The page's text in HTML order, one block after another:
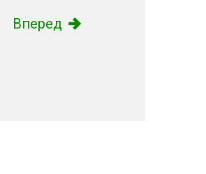
Вперед